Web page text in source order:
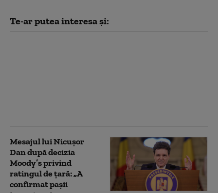
Te-ar putea interesa și:
Mesajul lui Nicușor
Dan după decizia
Moody’s privind
ratingul de țară: „A
confirmat pașii